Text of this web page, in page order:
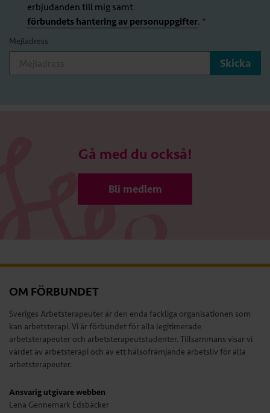
erbjudanden till mig samt
förbundets hantering av personuppgifter. *
Mejladress
Gå med du också!
Bli medlem
OM FÖRBUNDET
Sveriges Arbetsterapeuter är den enda fackliga organisationen som
kan arbetsterapi. Vi är förbundet för alla legitimerade
arbetsterapeuter och arbetsterapeutstudenter. Tillsammans visar vi
värdet av arbetsterapi och av ett hälsofrämjande arbetsliv för alla
arbetsterapeuter.
Ansvarig utgivare webben
Lena Gennemark Edsbäcker